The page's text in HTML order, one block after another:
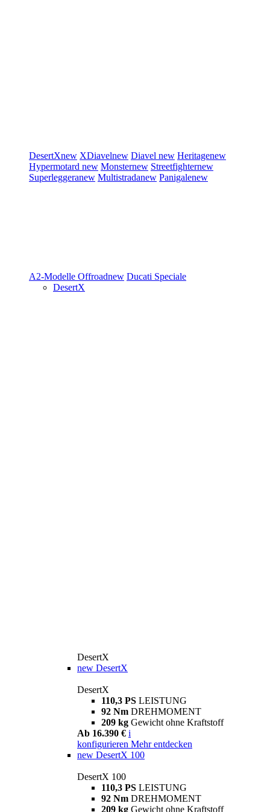
DesertXnew XDiavelnew Diavel new Heritagenew
Hypermotard new Monsternew Streetfighternew
Superleggeranew Multistradanew Panigalenew
A2-Modelle Offroadnew Ducati Speciale
DesertX
DesertX
new DesertX
DesertX
110,3 PS LEISTUNG
92 Nm DREHMOMENT
209 kg Gewicht ohne Kraftstoff
Ab 16.390 € i
konfigurieren Mehr entdecken
new DesertX 100
DesertX 100
110,3 PS LEISTUNG
92 Nm DREHMOMENT
209 kg Gewicht ohne Kraftstoff